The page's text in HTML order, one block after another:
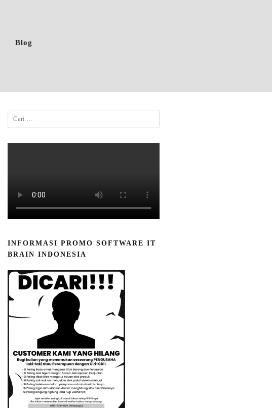
Blog
INFORMASI PROMO SOFTWARE IT
BRAIN INDONESIA